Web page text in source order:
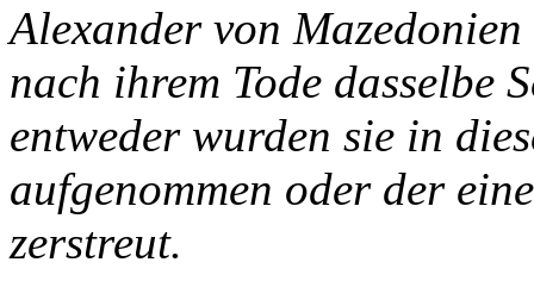
Alexander von
nach ihrem Tode dasselbe
entweder wurden sie in
aufgenommen oder der
zerstreut.